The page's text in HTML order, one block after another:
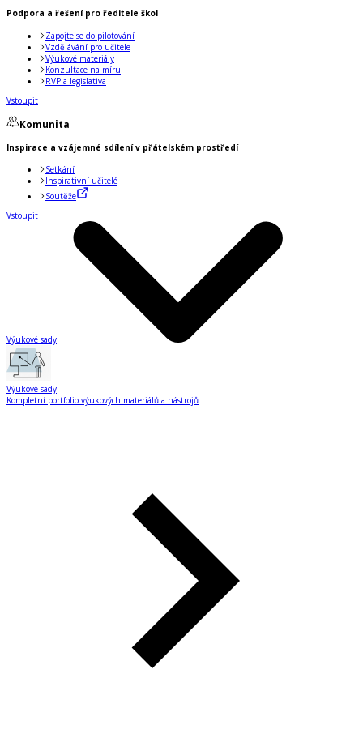
Podpora a řešení pro ředitele škol
Zapojte se do pilotování
Vzdělávání pro učitele
Výukové materiály
Konzultace na míru
RVP a legislativa
Vstoupit
Komunita
Inspirace a vzájemné sdílení v přátelském prostředí
Setkání
Inspirativní učitelé
Soutěže
Vstoupit
Výukové sady
Výukové sady
Kompletní portfolio výukových materiálů a nástrojů